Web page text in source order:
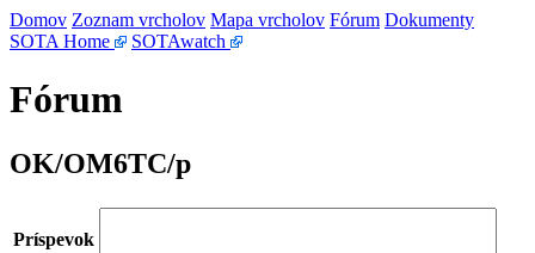
Domov Zoznam vrcholov Mapa vrcholov Fórum Dokumenty
SOTA Home
SOTAwatch
Fórum
OK/OM6TC/p
Príspevok